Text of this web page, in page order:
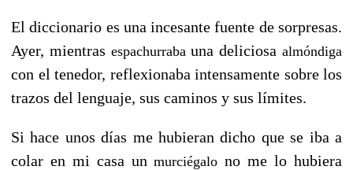
El diccionario es una incesante fuente de sorpresas.
Ayer, mientras espachurraba una deliciosaalmóndiga
con el tenedor, reflexionaba intensamente sobre los
trazos del lenguaje, sus caminos y sus límites.
Si hace unos días me hubieran dicho que se iba a
colar en mi casa unmurciégalo no me lo hubiera